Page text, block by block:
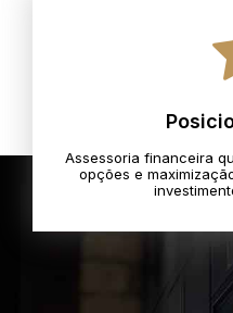
Assessoria financeira
opções e